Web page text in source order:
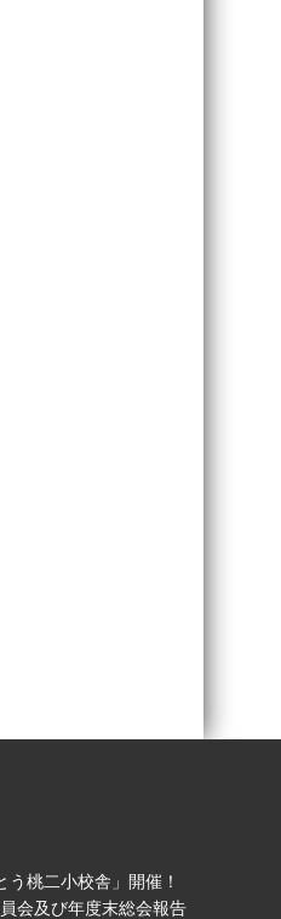
桃二小校舎」開催！
会及び年度末総会報告